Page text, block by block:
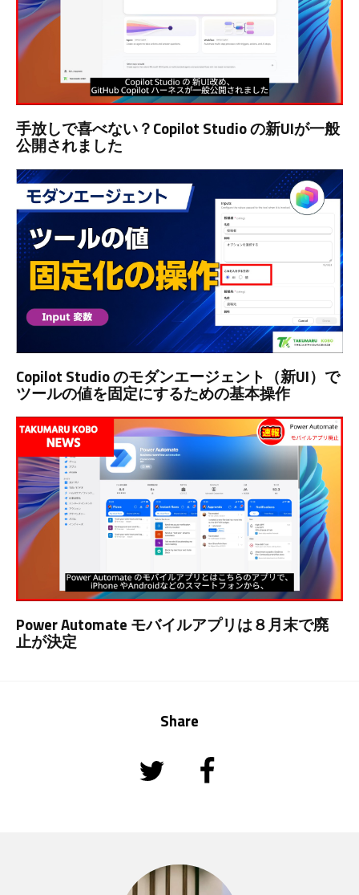
手放しで喜べない？Copilot Studio の新UIが一般
公開されました
Copilot Studio のモダンエージェント（新UI）で
ツールの値を固定にするための基本操作
Power Automate モバイルアプリは８月末で廃
止が決定
Share